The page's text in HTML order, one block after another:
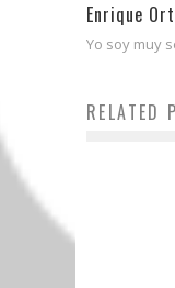
Enrique
Yo soy muy
RELATED